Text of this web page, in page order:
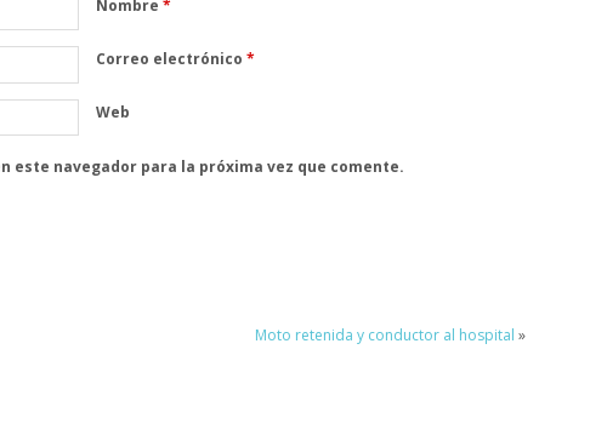
Nombre *
Correo electrónico *
Web
este navegador para la próxima vez que comente.
Moto retenida y conductor al hospital »